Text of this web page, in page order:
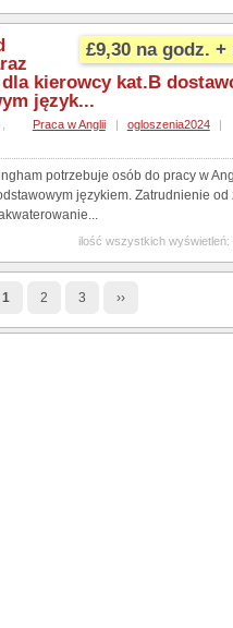
£9,30 na godz.
kierowcy kat.B
język...
Praca w Anglii | ogloszenia2024
|
potrzebuje osób do pracy w
językiem. Zatrudnienie od
ilość wszystkich wyświetleń:
1 2 3 ››